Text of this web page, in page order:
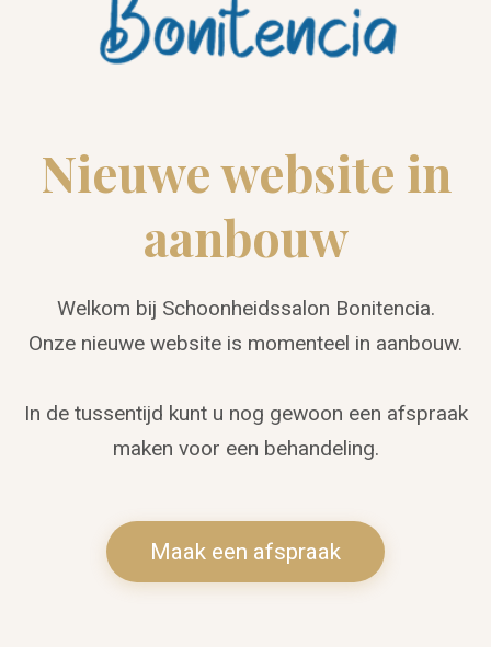
Nieuwe website in
aanbouw
Welkom bij Schoonheidssalon Bonitencia.
Onze nieuwe website is momenteel in aanbouw.
In de tussentijd kunt u nog gewoon een afspraak
maken voor een behandeling.
Maak een afspraak